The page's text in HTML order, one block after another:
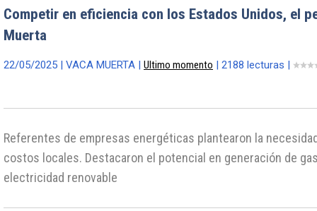
Competir en eficiencia con los Estados Unidos, el
Muerta
22/05/2025 | VACA MUERTA | Ultimo momento | 2188 lecturas |
Referentes de empresas energéticas plantearon la
costos locales. Destacaron el potencial en generación de
electricidad renovable